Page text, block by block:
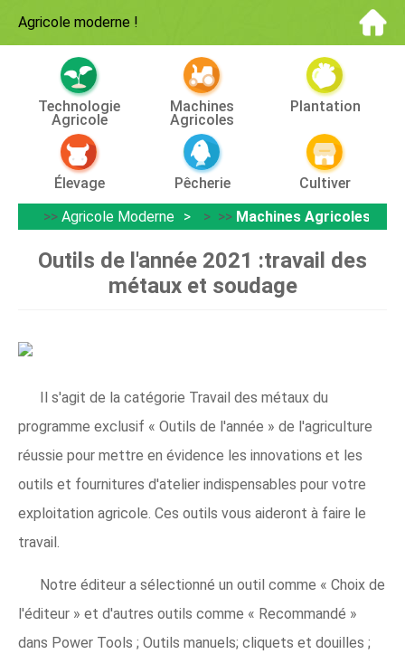
Agricole moderne !
Technologie
Agricole
Machines
Agricoles
Plantation
Élevage Pêcherie
Cultiver
>> Agricole Moderne > >> Machines Agricoles
Outils de l'année 2021 :travail des
métaux et soudage
Il s'agit de la catégorie Travail des métaux du
programme exclusif « Outils de l'année » de l'agriculture
réussie pour mettre en évidence les innovations et les
outils et fournitures d'atelier indispensables pour votre
exploitation agricole. Ces outils vous aideront à faire le
travail.
Notre éditeur a sélectionné un outil comme « Choix de
l'éditeur » et d'autres outils comme « Recommandé »
dans Power Tools ; Outils manuels; cliquets et douilles ;